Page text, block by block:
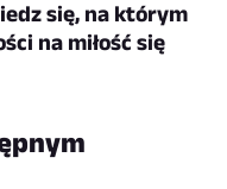
się, na którym
na miłość się